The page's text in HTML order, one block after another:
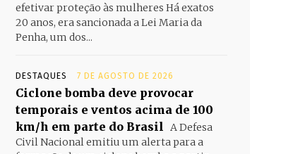
efetivar proteção às mulheres Há exatos
20 anos, era sancionada a Lei Maria da
Penha, um dos...
DESTAQUES 7 DE AGOSTO DE 2026
Ciclone bomba deve provocar
temporais e ventos acima de 100
km/h em parte do Brasil A Defesa
Civil Nacional emitiu um alerta para a